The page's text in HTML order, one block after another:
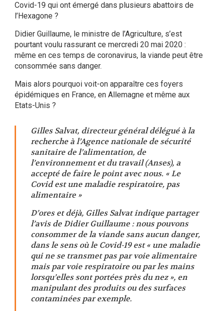
Covid-19 qui ont émergé dans plusieurs abattoirs de
l’Hexagone ?
Didier Guillaume, le ministre de l’Agriculture, s’est
pourtant voulu rassurant ce mercredi 20 mai 2020 :
même en ces temps de coronavirus, la viande peut être
consommée sans danger.
Mais alors pourquoi voit-on apparaître ces foyers
épidémiques en France, en Allemagne et même aux
Etats-Unis ?
Gilles Salvat, directeur général délégué à la
recherche à l’Agence nationale de sécurité
sanitaire de l’alimentation, de
l’environnement et du travail (Anses), a
accepté de faire le point avec nous. « Le
Covid est une maladie respiratoire, pas
alimentaire »
D’ores et déjà, Gilles Salvat indique partager
l’avis de Didier Guillaume : nous pouvons
consommer de la viande sans aucun danger,
dans le sens où le Covid-19 est « une maladie
qui ne se transmet pas par voie alimentaire
mais par voie respiratoire ou par les mains
lorsqu’elles sont portées près du nez », en
manipulant des produits ou des surfaces
contaminées par exemple.